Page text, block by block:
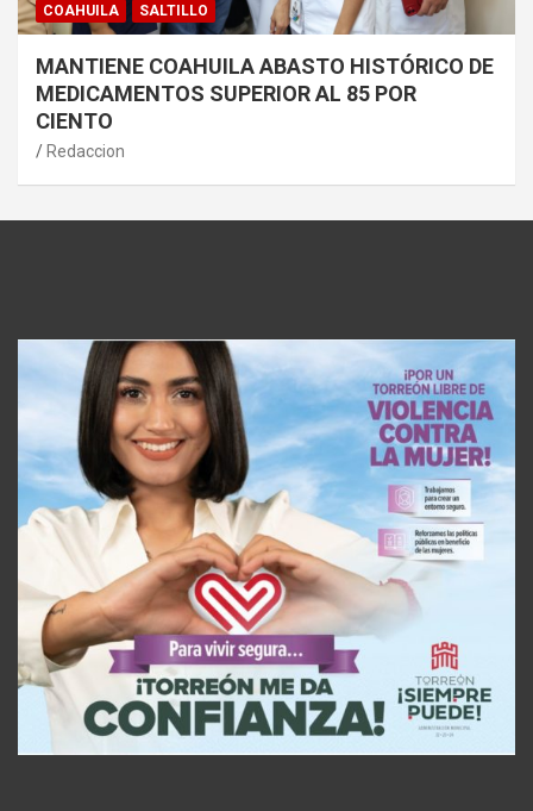
COAHUILA SALTILLO
MANTIENE COAHUILA ABASTO HISTÓRICO DE
MEDICAMENTOS SUPERIOR AL 85 POR
CIENTO
Redaccion